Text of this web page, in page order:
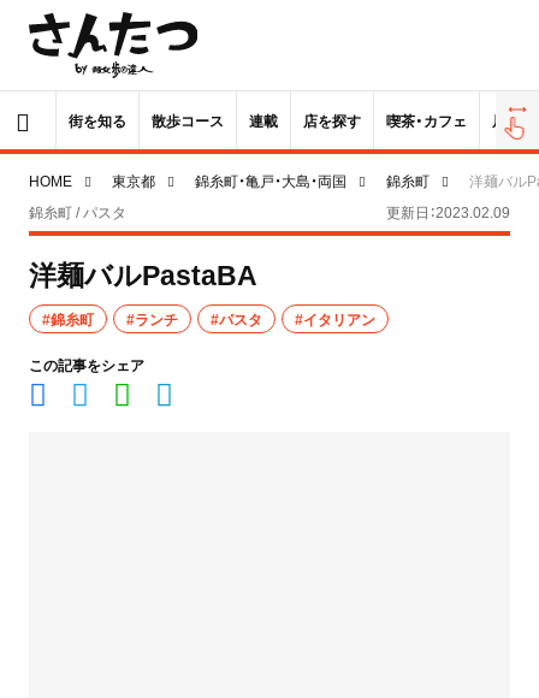
街を知る 散歩コース 連載 店を探す 喫茶・カフェ 居酒屋
HOME 東京都 錦糸町・亀戸・大島・両国 錦糸町
洋麺バル
錦糸町 / パスタ
更新日：2023.02.09
洋麺バルPastaBA
#錦糸町 #ランチ #パスタ #イタリアン
この記事をシェア